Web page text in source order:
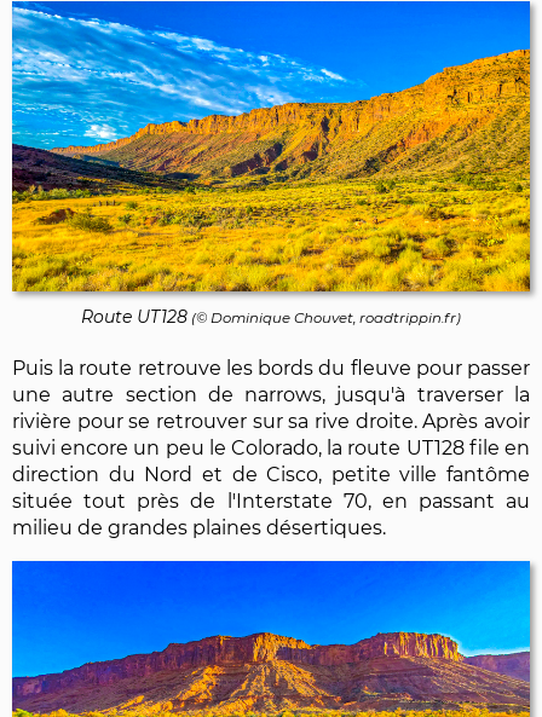
Route UT128 (© Dominique Chouvet, roadtrippin.fr)
Puis la route retrouve les bords du fleuve pour passer
une autre section de narrows, jusqu'à traverser la
rivière pour se retrouver sur sa rive droite. Après avoir
suivi encore un peu le Colorado, la route UT128 file en
direction du Nord et de Cisco, petite ville fantôme
située tout près de l'Interstate 70, en passant au
milieu de grandes plaines désertiques.